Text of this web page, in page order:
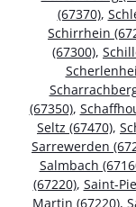
(67370),
Schirrhein
(67300),
(67350),
Seltz (67470),
Sarrewerden
Salmbach
(67220), Saint-
Martin (67220),